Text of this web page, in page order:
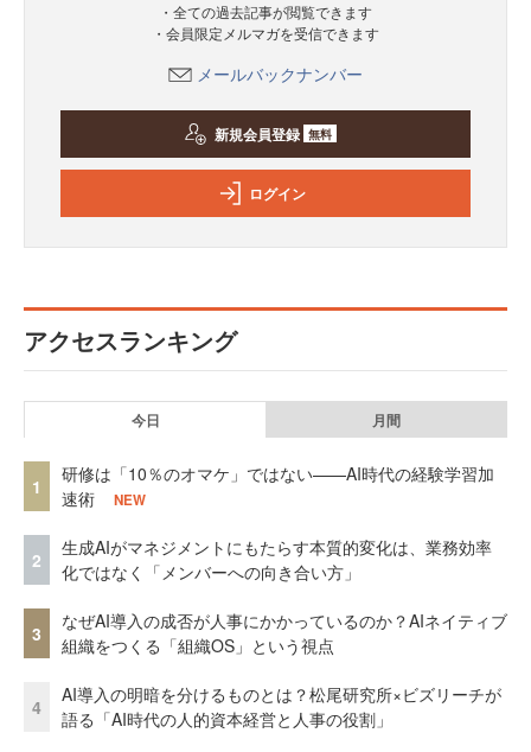
・全ての過去記事が閲覧できます
・会員限定メルマガを受信できます
メールバックナンバー
新規会員登録 無料
ログイン
アクセスランキング
今日 月間
1
研修は「10％のオマケ」ではない——AI時代の経験学習加
速術
NEW
2
生成AIがマネジメントにもたらす本質的変化は、業務効率
化ではなく「メンバーへの向き合い方」
3
なぜAI導入の成否が人事にかかっているのか？AIネイティブ
組織をつくる「組織OS」という視点
4
AI導入の明暗を分けるものとは？松尾研究所×ビズリーチが
語る「AI時代の人的資本経営と人事の役割」